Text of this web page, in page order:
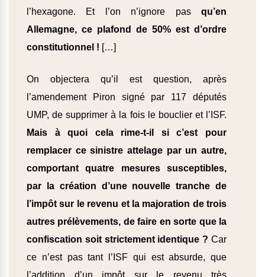
l’hexagone. Et l’on n’ignore pas qu’en
Allemagne, ce plafond de 50% est d’ordre
constitutionnel ! […]
On objectera qu’il est question, après
l’amendement Piron signé par 117 députés
UMP, de supprimer à la fois le bouclier et l’ISF.
Mais à quoi cela rime-t-il si c’est pour
remplacer ce sinistre attelage par un autre,
comportant quatre mesures susceptibles,
par la création d’une nouvelle tranche de
l’impôt sur le revenu et la majoration de trois
autres prélèvements, de faire en sorte que la
confiscation soit strictement identique ? Car
ce n’est pas tant l’ISF qui est absurde, que
l’addition d’un impôt sur le revenu très